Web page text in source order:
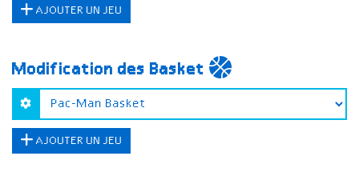
AJOUTER UN JEU
Modification des Basket
AJOUTER UN JEU